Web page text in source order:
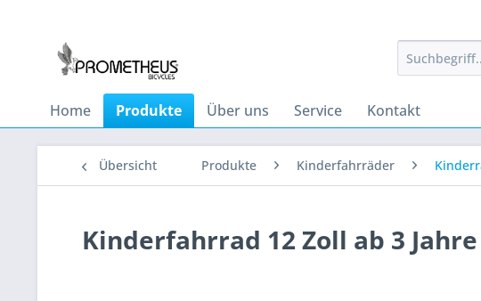
Home Produkte Über uns Service Kontakt
Übersicht Produkte Kinderfahrräder
Kinderfahrrad 12 Zoll ab 3